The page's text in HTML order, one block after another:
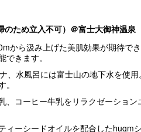
のため立入不可）＠富士大御神温泉
から汲み上げた美肌効果が期待で
きます。
、水風呂には富士山の地下水を使用
、コーヒー牛乳をリラクゼーション
ィーシードオイルを配合したhugm